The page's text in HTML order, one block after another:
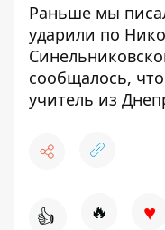
Раньше мы
ударили по
сообщалось,
учитель из
👍 🔥 ♥